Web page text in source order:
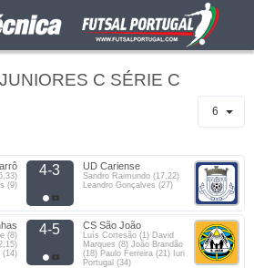
C SÉRIE C
6
(9)
4-3 UD Cariense
Sandro Raimundo (17,22)
Leandro Gonçalves (27)
(8)
(14)
4-5 CS São João
Luís Cortesão (1) David
Marques (8) João Brandão
(18) Paulo Ferreira (21) Iuri
Portugal (34)